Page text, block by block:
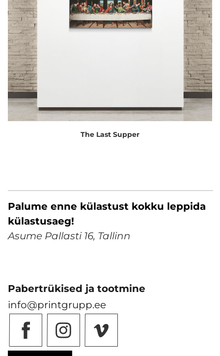
The Last Supper
Palume enne külastust kokku leppida
külastusaeg!
Asume Pallasti 16, Tallinn
Pabertrükised ja tootmine
info@printgrupp.ee